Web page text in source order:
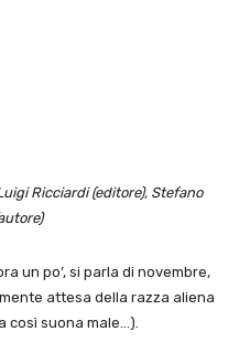
Ricciardi (editore), Stefano
un po’, si parla di novembre,
attesa della razza aliena
così suona male…).